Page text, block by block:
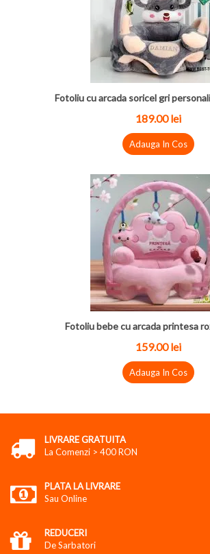
Fotoliu cu arcada soricel gri
189.00 lei
Adauga In Cos
Fotoliu bebe cu arcada printesa
159.00 lei
Adauga In Cos
LIVRARE GRATUITA
La Comenzi > 400 RON
PLATA LA LIVRARE
Sau Online
REDUCERI
De Sarbatori